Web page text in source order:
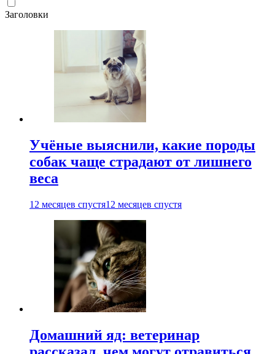
Заголовки
Учёные выяснили, какие породы
собак чаще страдают от лишнего
веса
12 месяцев спустя12 месяцев спустя
Домашний яд: ветеринар